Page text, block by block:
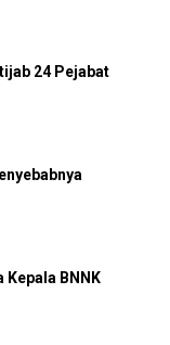
24 Pejabat
Kepala BNNK